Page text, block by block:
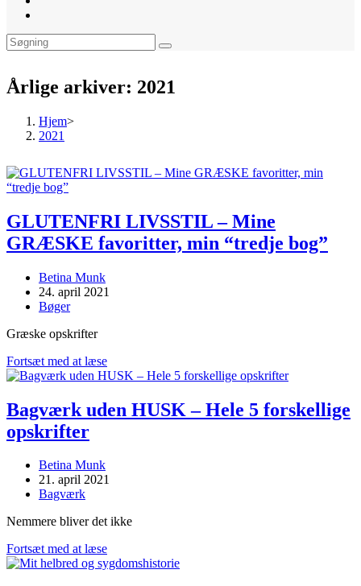
Årlige arkiver: 2021
Hjem>
2021
GLUTENFRI LIVSSTIL – Mine
GRÆSKE favoritter, min “tredje bog”
Post
author:
Betina Munk
Post
published:
24. april 2021
Post
Bøger
Græske opskrifter
Fortsæt med at læseGLUTENFRI
LIVSSTIL
Mine
GRÆSKE
bog”
Bagværk uden HUSK – Hele 5 forskellige
opskrifter
Post
author:
Betina Munk
Post
published:
21. april 2021
Post
Bagværk
Nemmere bliver det ikke
Fortsæt med at læseBagværk
uden